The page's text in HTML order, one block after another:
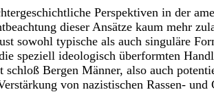
Perspektiven in der
dieser Ansätze kaum mehr
sowohl typische als auch singuläre
speziell ideologisch überformten
schloß Bergen Männer, also auch
von nazistischen Rassen- und